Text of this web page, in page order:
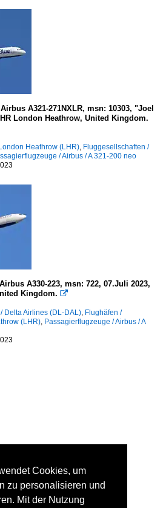
A321-271NXLR, msn: 10303, "Joel
London Heathrow, United Kingdom.
Heathrow (LHR), Fluggesellschaften /
/ Airbus / A 321-200 neo
A330-223, msn: 722, 07.Juli 2023,
Kingdom. 
Delta Airlines (DL-DAL), Flughäfen /
(LHR), Passagierflugzeuge / Airbus / A
Cookies, um
zu personalisieren und
Mit der Nutzung